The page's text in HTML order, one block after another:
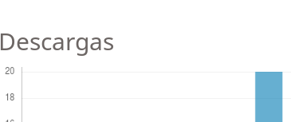
Descargas